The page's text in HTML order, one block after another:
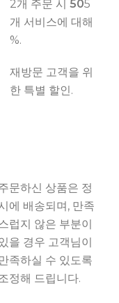
2개 주문 시 505
개 서비스에 대해
%.
재방문 고객을 위
한 특별 할인.
문하신 상품은 정
에 배송되며, 만족
럽지 않은 부분이
을 경우 고객님이
족하실 수 있도록
정해 드립니다.